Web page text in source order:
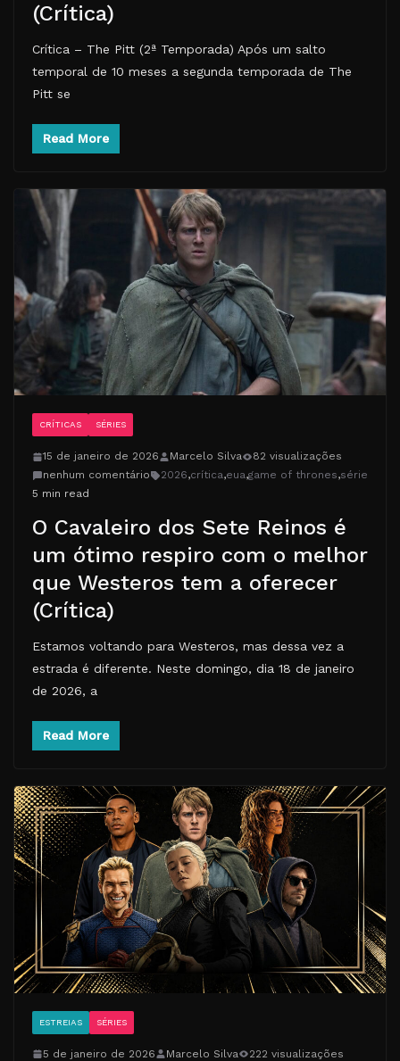
(Crítica)
Crítica – The Pitt (2ª Temporada) Após um salto
temporal de 10 meses a segunda temporada de The
Pitt se
Read More
CRÍTICAS SÉRIES
15 de janeiro de 2026 Marcelo Silva
82 visualizações
nenhum comentário
2026,crítica,eua,game of thrones,série
5 min read
O Cavaleiro dos Sete Reinos é
um ótimo respiro com o melhor
que Westeros tem a oferecer
(Crítica)
Estamos voltando para Westeros, mas dessa vez a
estrada é diferente. Neste domingo, dia 18 de janeiro
de 2026, a
Read More
ESTREIAS SÉRIES
5 de janeiro de 2026 Marcelo Silva
222 visualizações